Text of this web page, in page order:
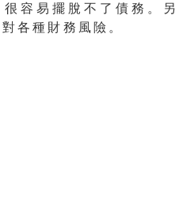
很容易擺脫不了債務。
各種財務風險。